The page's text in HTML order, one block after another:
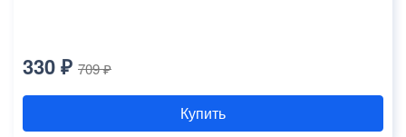
330 ₽ 709 ₽
Купить